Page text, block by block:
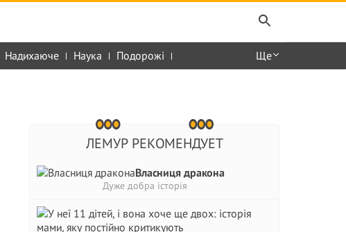
Надихаюче Наука Подорожі Ще
ЛЕМУР РЕКОМЕНДУЕТ
Власниця дракона
Дуже добра історія